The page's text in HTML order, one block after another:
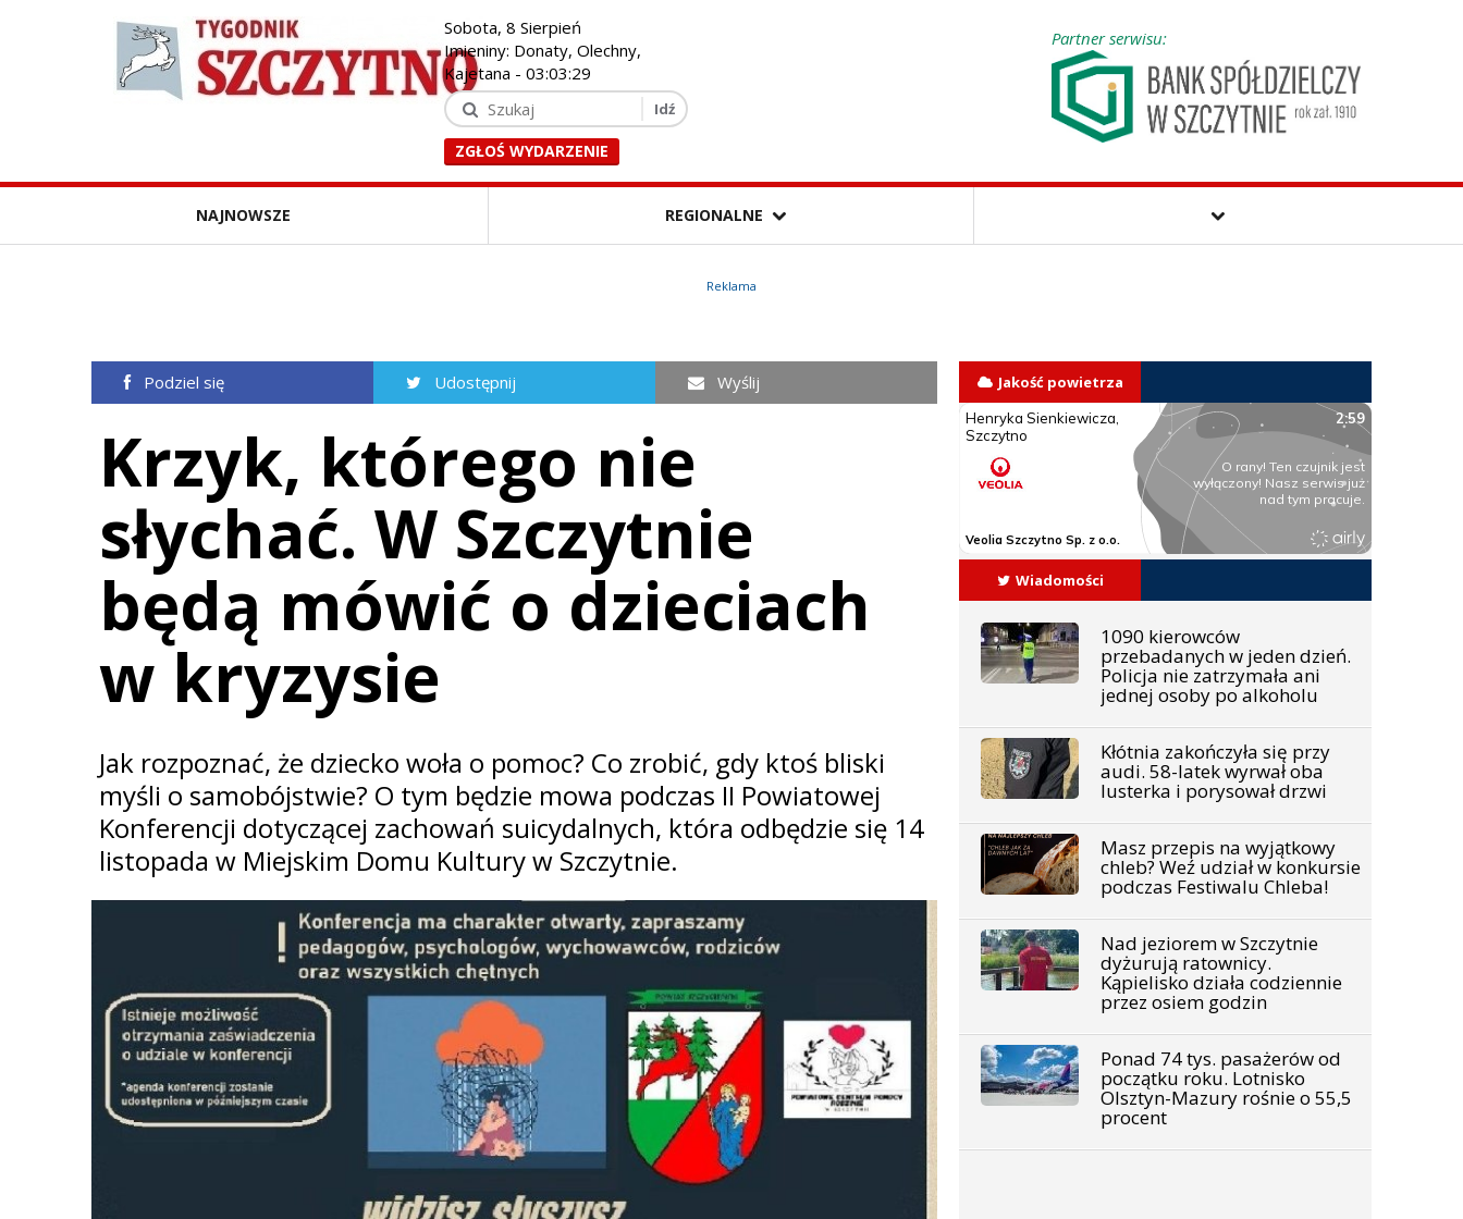
Sobota, 8 Sierpień
Imieniny: Donaty, Olechny,
Kajetana -03:03:30
ZGŁOŚ WYDARZENIE
Partner serwisu:
NAJNOWSZE REGIONALNE
Reklama
Podziel się Udostępnij Wyślij
Krzyk, którego nie
słychać. W Szczytnie
będą mówić o dzieciach
w kryzysie
Jak rozpoznać, że dziecko woła o pomoc? Co zrobić, gdy ktoś bliski
myśli o samobójstwie? O tym będzie mowa podczas II Powiatowej
Konferencji dotyczącej zachowań suicydalnych, która odbędzie się 14
listopada w Miejskim Domu Kultury w Szczytnie.
Jakość powietrza
Wiadomości
1090 kierowców
przebadanych w jeden dzień.
Policja nie zatrzymała ani
jednej osoby po alkoholu
Kłótnia zakończyła się przy
audi. 58-latek wyrwał oba
lusterka i porysował drzwi
Masz przepis na wyjątkowy
chleb? Weź udział w konkursie
podczas Festiwalu Chleba!
Nad jeziorem w Szczytnie
dyżurują ratownicy.
Kąpielisko działa codziennie
przez osiem godzin
Ponad 74 tys. pasażerów od
początku roku. Lotnisko
Olsztyn-Mazury rośnie o 55,5
procent